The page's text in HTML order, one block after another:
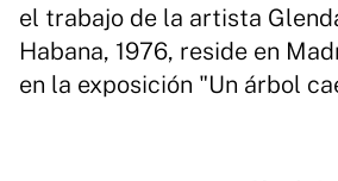
el trabajo de la artista
Habana, 1976, reside en
en la exposición "Un árbol